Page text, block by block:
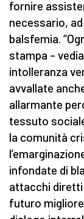
fornire
necessario,
balsfemia.
stampa –
intolleranza
avvallate
allarmante
tessuto
la comunità
infondate di
attacchi diretti
futuro